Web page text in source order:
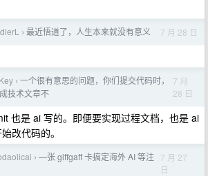
› 最近悟道了，人生本来就没有意义 7 月 28 日
› 一个很有意思的问题，你们提交代码时，
技术文章不
7 月
28 日
也是 ai 写的。即便要实现过程文档，也是 ai
改代码的。
› —张 giffgaff 卡搞定海外 AI 等注 7 月 27
日